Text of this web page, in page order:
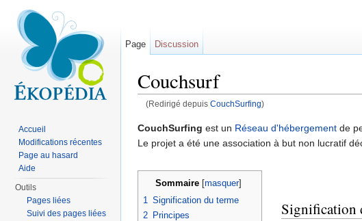
Couchsurf
(Redirigé depuis CouchSurfing)
CouchSurfing est un Réseau d'hébergement de
Le projet a été une association à but non lucratif
Sommaire [masquer]
1 Signification du terme
2 Principes
Signification
Page Discussion
Accueil
Modifications récentes
Page au hasard
Aide
Outils
Pages liées
Suivi des pages liées